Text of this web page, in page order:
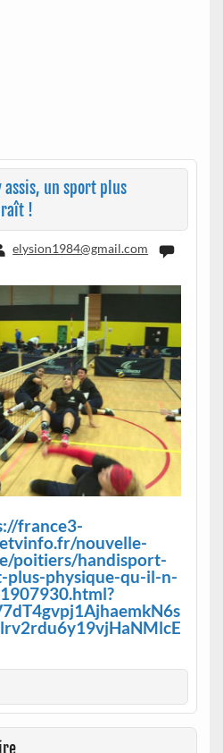
un sport plus
!
elysion1984@gmail.com
france3-
nouvelle-
poitiers/handisport-
plus-physique-qu-il-n-